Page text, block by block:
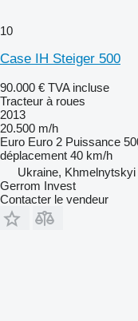
10
Case IH Steiger 500
90.000 € TVA incluse
Tracteur à roues
2013
20.500 m/h
Euro Euro 2 Puissance
déplacement 40 km/h
Ukraine, Khmelnytskyi
Gerrom Invest
Contacter le vendeur